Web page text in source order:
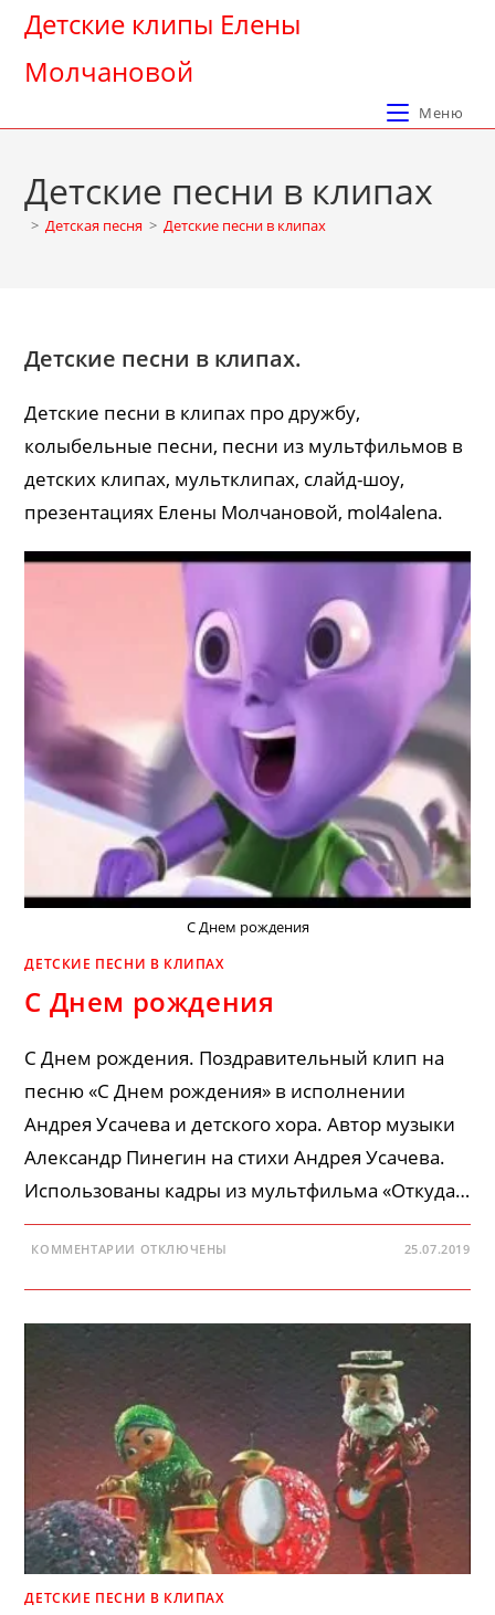
Перейти
содержимому
Детские клипы Елены
Молчановой
Меню
Детские песни в клипах
> Детская песня > Детские песни в клипах
Детские песни в клипах.
Детские песни в клипах про дружбу,
колыбельные песни, песни из мультфильмов в
детских клипах, мультклипах, слайд-шоу,
презентациях Елены Молчановой, mol4alena.
С Днем рождения
ДЕТСКИЕ ПЕСНИ В КЛИПАХ
С Днем рождения
С Днем рождения. Поздравительный клип на
песню «С Днем рождения» в исполнении
Андрея Усачева и детского хора. Автор музыки
Александр Пинегин на стихи Андрея Усачева.
Использованы кадры из мультфильма «Откуда…
КОММЕНТАРИИ К
ДНЕМ
ОТКЛЮЧЕНЫ 25.07.2019
ДЕТСКИЕ ПЕСНИ В КЛИПАХ